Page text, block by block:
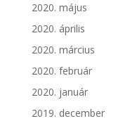
2020. május
2020. április
2020. március
2020. február
2020. január
2019. december